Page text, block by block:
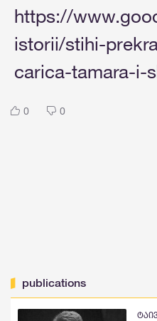
https://
istorii/stihi-
carica-tamara-i-
0 0
publications